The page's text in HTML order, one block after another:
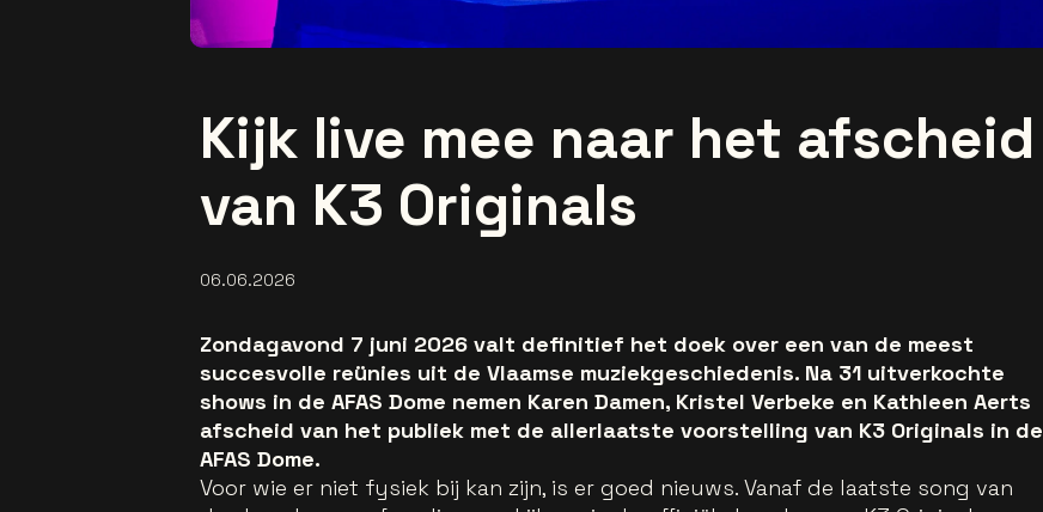
Kijk live mee naar het afscheid
van K3 Originals
06.06.2026
Zondagavond 7 juni 2026 valt definitief het doek over een van de meest
succesvolle reünies uit de Vlaamse muziekgeschiedenis. Na 31 uitverkochte
shows in de AFAS Dome nemen Karen Damen, Kristel Verbeke en Kathleen Aerts
afscheid van het publiek met de allerlaatste voorstelling van K3 Originals in de
AFAS Dome.
Voor wie er niet fysiek bij kan zijn, is er goed nieuws. Vanaf de laatste song van